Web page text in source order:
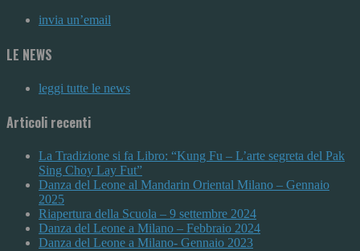
invia un’email
LE NEWS
leggi tutte le news
Articoli recenti
La Tradizione si fa Libro: “Kung Fu – L’arte segreta del Pak
Sing Choy Lay Fut”
Danza del Leone al Mandarin Oriental Milano – Gennaio
2025
Riapertura della Scuola – 9 settembre 2024
Danza del Leone a Milano – Febbraio 2024
Danza del Leone a Milano- Gennaio 2023